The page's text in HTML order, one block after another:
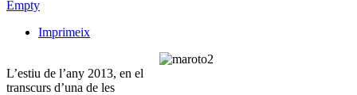
Empty
Imprimeix
L’estiu de l’any 2013, en el
transcurs d’una de les